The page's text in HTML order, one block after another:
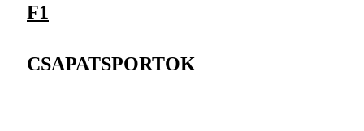
F1
CSAPATSPORTOK